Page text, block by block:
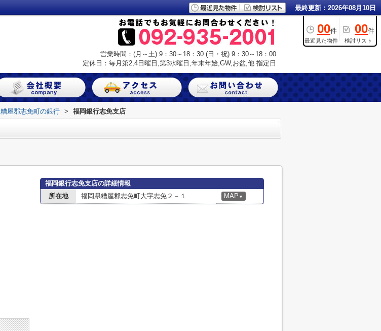
最終更新：2026年08月10日
00件
最近見た物件
00件
検討リスト
営業時間：(月～土) 9：30～18：30 (日・祝) 9：30～18：00
定休日：毎月第2,4日曜日,第3水曜日,年末年始,GW,お盆,他 指定日
糟屋郡志免町の銀行 > 福岡銀行志免支店
福岡銀行志免支店の詳細情報
所在地
福岡県糟屋郡志免町大字志免２－１ MAP ▼